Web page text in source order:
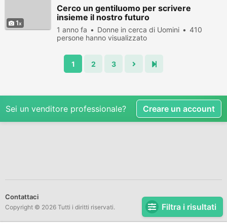
Filtra i risultati
1
Cerco un gentiluomo per scrivere
insieme il nostro futuro
1 anno fa Donne in cerca di Uomini
410
persone hanno visualizzato
1 2 3
Sei un venditore professionale? Creare un account
Contattaci
Copyright © 2026 Tutti i diritti riservati.